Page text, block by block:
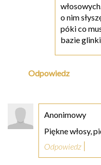
o nim
póki co
bazie
Odpowiedz
Anonimowy
Piękne włosy,
Odpowiedz